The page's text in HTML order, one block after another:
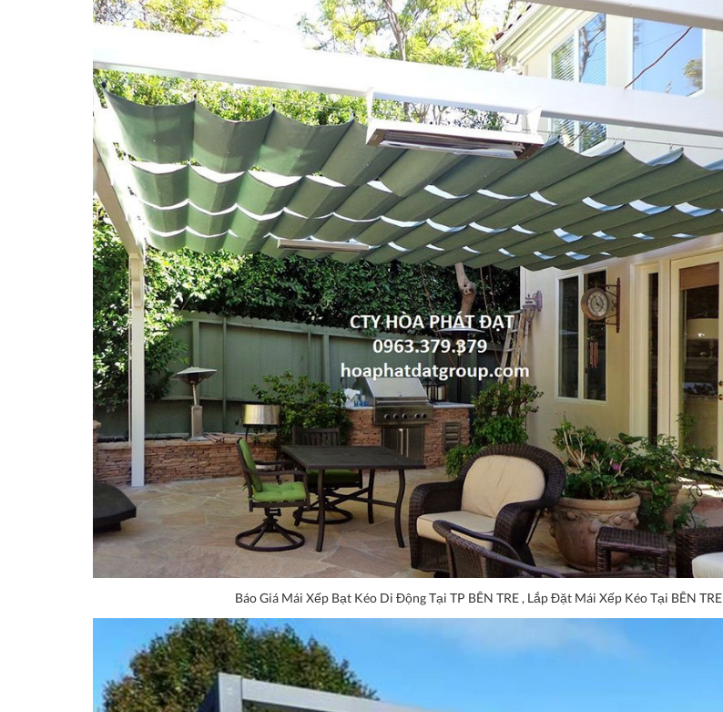
Báo Giá Mái Xếp Bạt Kéo Di Động Tại TP BÊN TRE , Lắp Đặt Mái Xếp Kéo Tại BÊN TRE